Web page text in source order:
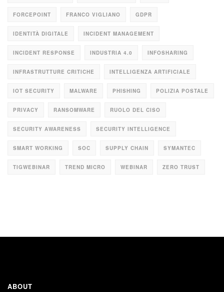
FORCEPOINT FRANCO VIGLIANO GDPR
IDENTITÀ DIGITALE INCIDENT MANAGEMENT
INCIDENT RESPONSE INDUSTRIA 4.0 INFOSHARING
INFRASTRUTTURE CRITICHE INTELLIGENZA ARTIFICIALE
IOT SECURITY MALWARE PHISHING POLIZIA POSTALE
PRIVACY RANSOMWARE RUOLO DEL CISO
SECURITY AWARENESS SECURITY INTELLIGENCE
SMART WORKING SOC SUPPLY CHAIN SYMANTEC
TIGWEBINAR TREND MICRO WEBINAR ZERO TRUST
ABOUT